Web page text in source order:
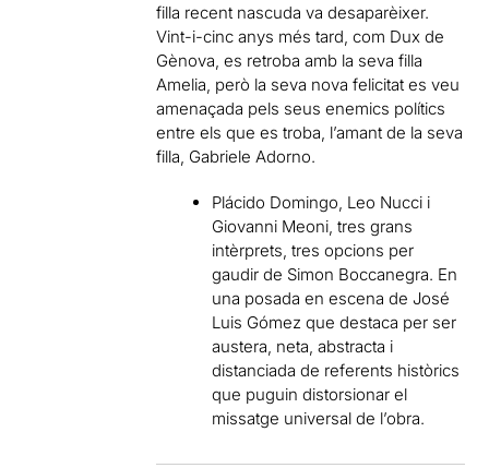
filla recent nascuda va desaparèixer.
Vint-i-cinc anys més tard, com Dux de
Gènova, es retroba amb la seva filla
Amelia, però la seva nova felicitat es veu
amenaçada pels seus enemics polítics
entre els que es troba, l’amant de la seva
filla, Gabriele Adorno.
Plácido Domingo, Leo Nucci i
Giovanni Meoni, tres grans
intèrprets, tres opcions per
gaudir de Simon Boccanegra. En
una posada en escena de José
Luis Gómez que destaca per ser
austera, neta, abstracta i
distanciada de referents històrics
que puguin distorsionar el
missatge universal de l’obra.